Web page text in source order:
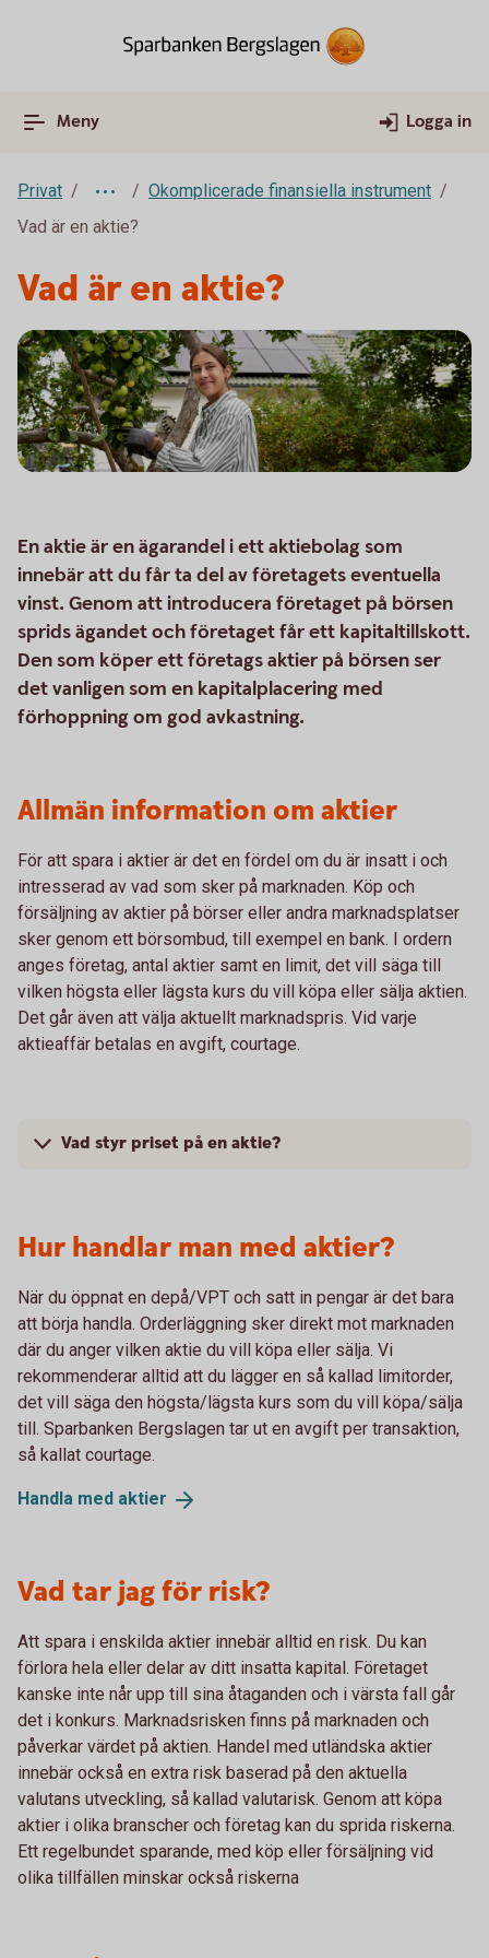
Meny Logga in
Privat
Okomplicerade finansiella instrument
Vad är en aktie?
Vad är en aktie?
En aktie är en ägarandel i ett aktiebolag som
innebär att du får ta del av företagets eventuella
vinst. Genom att introducera företaget på börsen
sprids ägandet och företaget får ett kapitaltillskott.
Den som köper ett företags aktier på börsen ser
det vanligen som en kapitalplacering med
förhoppning om god avkastning.
Allmän information om aktier
För att spara i aktier är det en fördel om du är insatt i och
intresserad av vad som sker på marknaden. Köp och
försäljning av aktier på börser eller andra marknadsplatser
sker genom ett börsombud, till exempel en bank. I ordern
anges företag, antal aktier samt en limit, det vill säga till
vilken högsta eller lägsta kurs du vill köpa eller sälja aktien.
Det går även att välja aktuellt marknadspris. Vid varje
aktieaffär betalas en avgift, courtage.
Vad styr priset på en aktie?
Hur handlar man med aktier?
När du öppnat en depå/VPT och satt in pengar är det bara
att börja handla. Orderläggning sker direkt mot marknaden
där du anger vilken aktie du vill köpa eller sälja. Vi
rekommenderar alltid att du lägger en så kallad limitorder,
det vill säga den högsta/lägsta kurs som du vill köpa/sälja
till. Sparbanken Bergslagen tar ut en avgift per transaktion,
så kallat courtage.
Handla med aktier
Vad tar jag för risk?
Att spara i enskilda aktier innebär alltid en risk. Du kan
förlora hela eller delar av ditt insatta kapital. Företaget
kanske inte når upp till sina åtaganden och i värsta fall går
det i konkurs. Marknadsrisken finns på marknaden och
påverkar värdet på aktien. Handel med utländska aktier
innebär också en extra risk baserad på den aktuella
valutans utveckling, så kallad valutarisk. Genom att köpa
aktier i olika branscher och företag kan du sprida riskerna.
Ett regelbundet sparande, med köp eller försäljning vid
olika tillfällen minskar också riskerna